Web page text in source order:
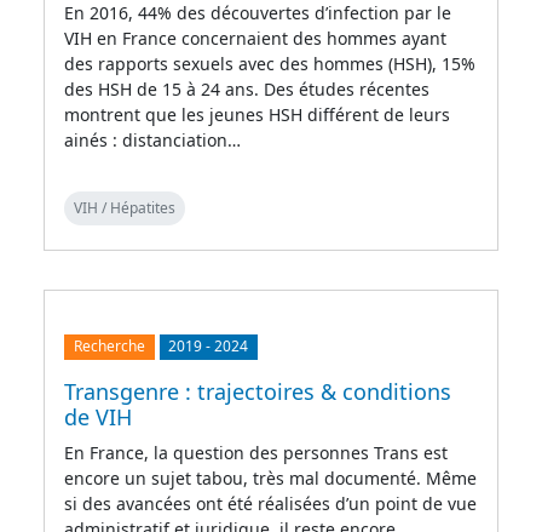
En 2016, 44% des découvertes d’infection par le
VIH en France concernaient des hommes ayant
des rapports sexuels avec des hommes (HSH), 15%
des HSH de 15 à 24 ans. Des études récentes
montrent que les jeunes HSH différent de leurs
ainés : distanciation…
VIH / Hépatites
Recherche 2019-2024
Transgenre : trajectoires & conditions
de VIH
En France, la question des personnes Trans est
encore un sujet tabou, très mal documenté. Même
si des avancées ont été réalisées d’un point de vue